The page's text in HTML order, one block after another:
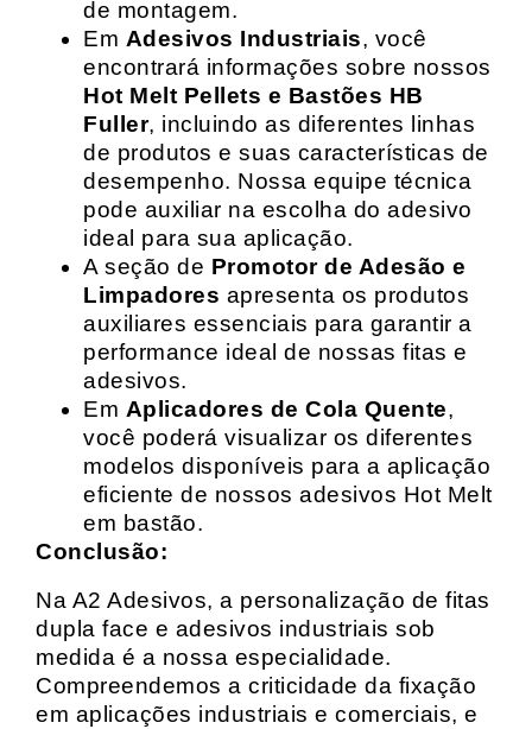
de montagem.
Em Adesivos Industriais, você
encontrará informações sobre nossos
Hot Melt Pellets e Bastões HB
Fuller, incluindo as diferentes linhas
de produtos e suas características de
desempenho. Nossa equipe técnica
pode auxiliar na escolha do adesivo
ideal para sua aplicação.
A seção de Promotor de Adesão e
Limpadores apresenta os produtos
auxiliares essenciais para garantir a
performance ideal de nossas fitas e
adesivos.
Em Aplicadores de Cola Quente,
você poderá visualizar os diferentes
modelos disponíveis para a aplicação
eficiente de nossos adesivos Hot Melt
em bastão.
Conclusão:
Na A2 Adesivos, a personalização de fitas
dupla face e adesivos industriais sob
medida é a nossa especialidade.
Compreendemos a criticidade da fixação
em aplicações industriais e comerciais, e